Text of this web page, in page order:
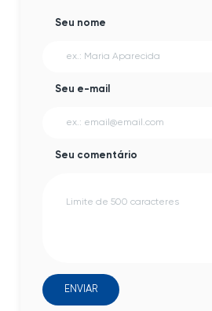
Seu nome
Seu e-mail
Seu comentário
ENVIAR